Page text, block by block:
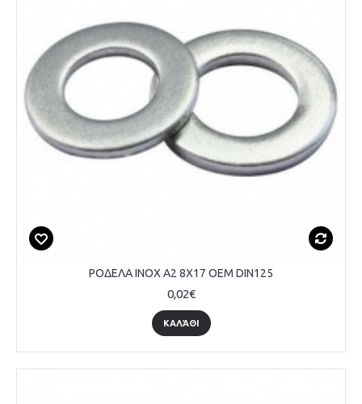
ΡΟΔΕΛΑ INOX A2 8Χ17 OEM DIN125
0,02€
ΚΑΛΆΘΙ